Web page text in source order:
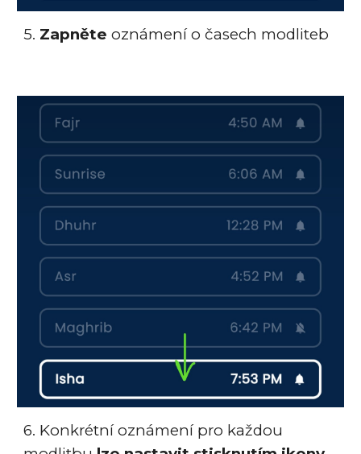
5. Zapněte oznámení o časech modliteb
6. Konkrétní oznámení pro každou